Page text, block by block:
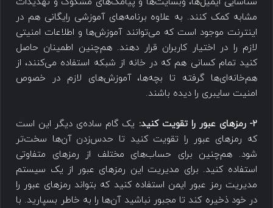
مشابه کمک کنند. به علاوه برنامه‌های آموزشی رایگانی هم در
اینترنت موجود است که می‌توانند آموزش‌ها و اطلاعات امنیتی
لازم را در اختیار کاربران قرار دهند. هم‌چنین اطمینان حاصل
کنید تمام کسانی هم که در خانه از شبکه استفاده می‌کنند، از
هم‌خانه‌ای‌ها گرفته تا بچه‌ها، آموزش‌های لازم در خصوص
امنیت سایبری را دیده باشند.
2- رمزهای عبور را تقویت کنید:
یک گام ساده‌ی دیگر این است
که رمزهای عبور را تقویت کنید تا حدس‌زدن آن‌ها سخت‌تر
شود. هم‌چنین برای حساب‌های مختلف از رمزهای متفاوتی
استفاده کنید. برای مدیریت این رمزهای عبور از یک سیستم
مدیریت رمز عبور ایمن استفاده کنید که بتواند رمزهای عبور را
در خود ذخیره کند تا مجبور نباشید آن‌ها را به خاطر بسپارید. با